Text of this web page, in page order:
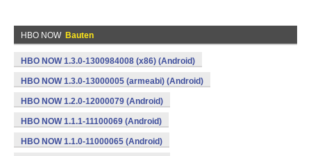
HBO NOW Bauten
HBO NOW 1.3.0-1300984008 (x86) (Android)
HBO NOW 1.3.0-13000005 (armeabi) (Android)
HBO NOW 1.2.0-12000079 (Android)
HBO NOW 1.1.1-11100069 (Android)
HBO NOW 1.1.0-11000065 (Android)